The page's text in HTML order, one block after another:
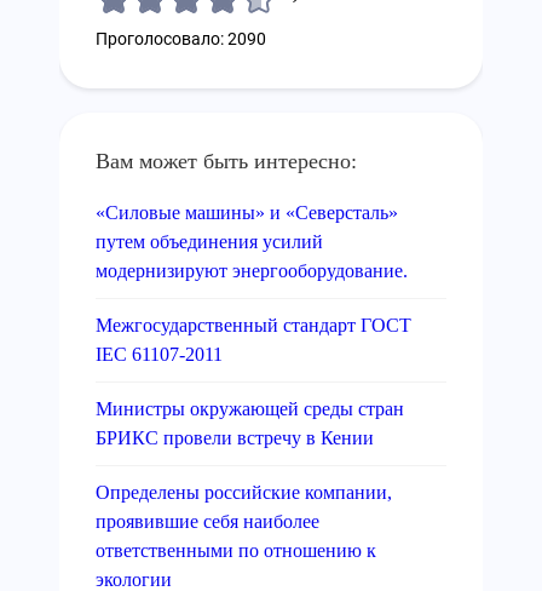
Проголосовало: 2090
Вам может быть интересно:
«Силовые машины» и «Северсталь»
путем объединения усилий
модернизируют энергооборудование.
Межгосударственный стандарт ГОСТ
IEC 61107-2011
Министры окружающей среды стран
БРИКС провели встречу в Кении
Определены российские компании,
проявившие себя наиболее
ответственными по отношению к
экологии